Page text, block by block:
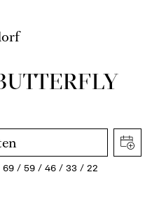
69 59 46 33 22